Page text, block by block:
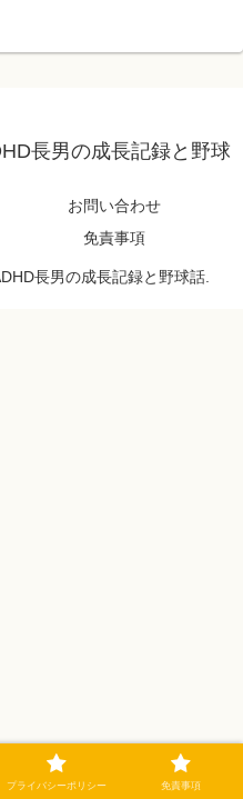
長男の成長記録と野球
お問い合わせ
免責事項
長男の成長記録と野球話.
プライバシーポリシー 免責事項